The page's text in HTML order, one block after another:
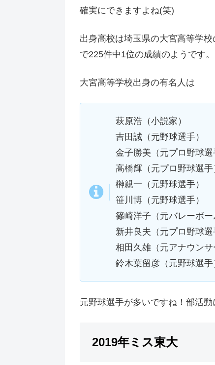
確実にできますよね(笑)
出身高校は埼玉県の大宮高等学
で225件中1位の成績のようです
大宮高等学校出身の有名人は
萩原浩（小説家）
吉田誠（元野球選手）
金子勝美（元プロ野球選
高橋輝（元プロ野球選手
榊親一（元野球選手）
笹川博（元野球選手）
篠崎洋子（元バレーボー
新井良夫（元プロ野球選
相田久雄（元アナウンサ
鈴木葉留彦（元野球選手
元野球選手が多いですね！部活動
2019年ミス東大